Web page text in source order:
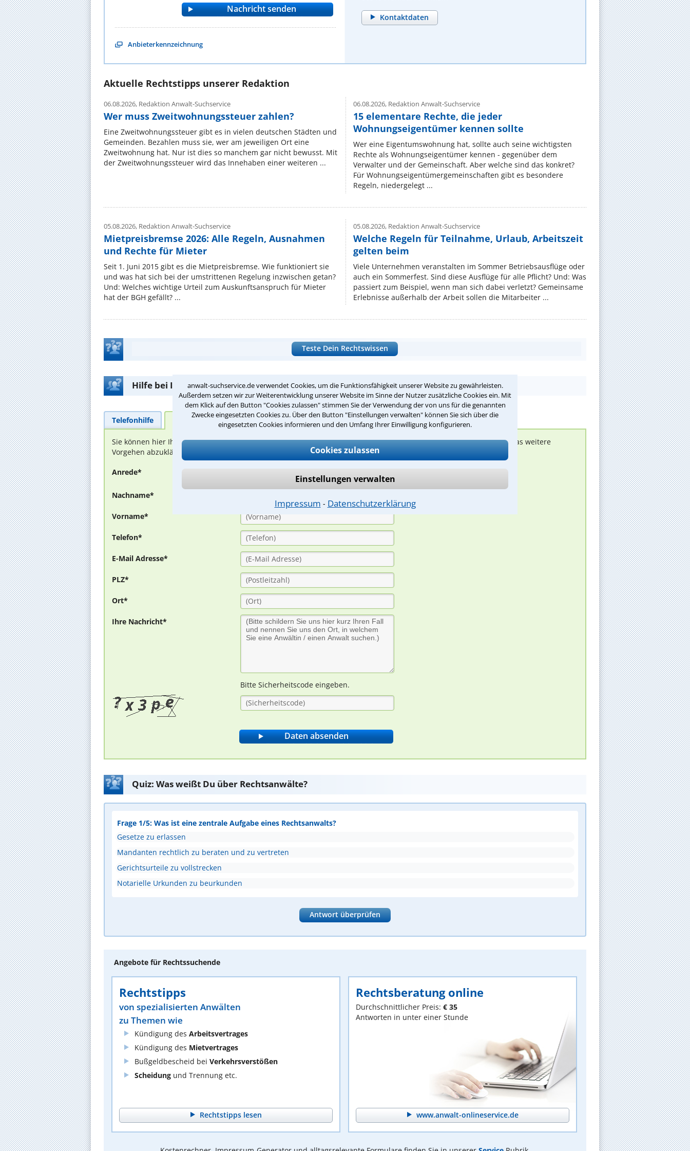
anwalt-suchservice.de verwendet Cookies, um die Funktionsfähigkeit unserer Website zu gewährleisten.
Außerdem setzen wir zur Weiterentwicklung unserer Website im Sinne der Nutzer zusätzliche Cookies ein. Mit
dem Klick auf den Button "Cookies zulassen" stimmen Sie der Verwendung der von uns für die genannten
Zwecke eingesetzten Cookies zu. Über den Button "Einstellungen verwalten" können Sie sich über die
eingesetzten Cookies informieren und den Umfang Ihrer Einwilligung konfigurieren.
Cookies zulassen
Einstellungen verwalten
Impressum ⁃ Datenschutzerklärung
Anbieterkennzeichnung
Kontaktdaten
Aktuelle Rechtstipps unserer Redaktion
06.08.2026, Redaktion Anwalt-Suchservice
Wer muss Zweitwohnungssteuer zahlen?
Eine Zweitwohnungssteuer gibt es in vielen deutschen Städten und
Gemeinden. Bezahlen muss sie, wer am jeweiligen Ort eine
Zweitwohnung hat. Nur ist dies so manchem gar nicht bewusst. Mit
der Zweitwohnungssteuer wird das Innehaben einer weiteren ...
06.08.2026,Redaktion Anwalt-Suchservice
15 elementare Rechte, die jeder
Wohnungseigentümer kennen sollte
Wer eine Eigentumswohnung hat, sollte auch seine wichtigsten
Rechte als Wohnungseigentümer kennen - gegenüber dem
Verwalter und der Gemeinschaft. Aber welche sind das konkret?
Für Wohnungseigentümergemeinschaften gibt es besondere
Regeln, niedergelegt ...
05.08.2026, Redaktion Anwalt-Suchservice
Mietpreisbremse 2026: Alle Regeln, Ausnahmen
und Rechte für Mieter
Seit 1. Juni 2015 gibt es die Mietpreisbremse. Wie funktioniert sie
und was hat sich bei der umstrittenen Regelung inzwischen getan?
Und: Welches wichtige Urteil zum Auskunftsanspruch für Mieter
hat der BGH gefällt? ...
05.08.2026,Redaktion Anwalt-Suchservice
Welche Regeln für Teilnahme, Urlaub, Arbeitszeit
gelten beim
Viele Unternehmen veranstalten im Sommer Betriebsausflüge oder
auch ein Sommerfest. Sind diese Ausflüge für alle Pflicht? Und: Was
passiert zum Beispiel, wenn man sich dabei verletzt? Gemeinsame
Erlebnisse außerhalb der Arbeit sollen die Mitarbeiter ...
Teste Dein Rechtswissen
Hilfe bei Ihrer Anwaltsuche?
Telefonhilfe Beratungsanfrage
Sie können hier Ihren Fall schildern. Anschließend werden sich spezialisierte Rechtsanwälte bei Ihnen melden, um das weitere
Vorgehen abzuklären. Die Rückmeldung durch einen Anwalt ist für Sie kostenlos.
Anrede*
Nachname*
Vorname*
Telefon*
E-Mail Adresse*
PLZ*
Ort*
Ihre Nachricht*
Bitte Sicherheitscode eingeben.
Quiz: Was weißt Du über Rechtsanwälte?
Frage 1/5: Was ist eine zentrale Aufgabe eines Rechtsanwalts?
Gesetze zu erlassen
Mandanten rechtlich zu beraten und zu vertreten
Gerichtsurteile zu vollstrecken
Notarielle Urkunden zu beurkunden
Antwort überprüfen
Angebote für Rechtssuchende
Rechtstipps
von spezialisierten Anwälten
zu Themen wie
Kündigung des Arbeitsvertrages
Kündigung des Mietvertrages
Bußgeldbescheid bei Verkehrsverstößen
Scheidung und Trennung etc.
Rechtstipps lesen
Rechtsberatung online
Durchschnittlicher Preis: € 35
Antworten in unter einer Stunde
www.anwalt-onlineservice.de